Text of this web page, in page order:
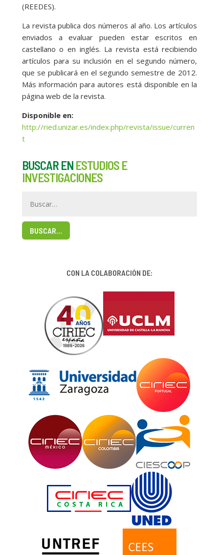
(REEDES).
La revista publica dos números al año. Los artículos
enviados a evaluar pueden estar escritos en
castellano o en inglés. La revista está recibiendo
artículos para su inclusión en el segundo número,
que se publicará en el segundo semestre de 2012.
Más información para autores está disponible en la
página web de la revista.
Disponible en:
http://ried.unizar.es/index.php/revista/issue/curren
t
BUSCAR EN ESTUDIOS E
INVESTIGACIONES
BUSCAR…
CON LA COLABORACIÓN DE: